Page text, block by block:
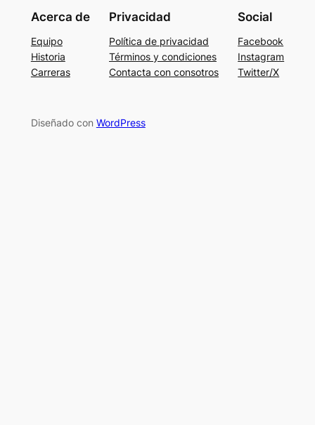
Acerca de
Equipo
Historia
Carreras
Privacidad
Política de privacidad
Términos y condiciones
Contacta con consotros
Social
Facebook
Instagram
Twitter/X
Diseñado con WordPress